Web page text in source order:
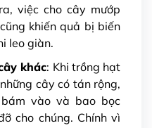
việc cho cây mướp
khiến quả bị biến
leo giàn.
khác: Khi trồng hạt
cây có tán rộng,
vào và bao bọc
cho chúng. Chính vì